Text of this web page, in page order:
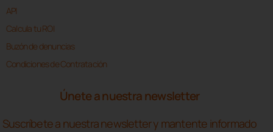
API
Calcula tu ROI
Buzón de denuncias
Condiciones de Contratación
Únete a nuestra newsletter
Suscríbete a nuestra newsletter y mantente informado